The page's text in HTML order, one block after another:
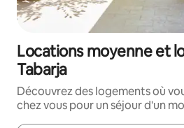
Locations moyenne et
Tabarja
Découvrez des logements où
chez vous pour un séjour d'un